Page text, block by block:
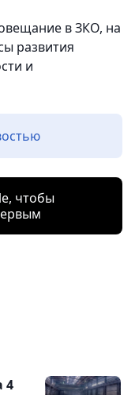
в ЗКО, на
развития
и
чтобы
4